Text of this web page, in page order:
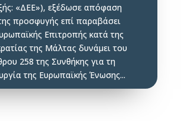
«ΔΕΕ»), εξέδωσε απόφαση
προσφυγής επί παραβάσει
Επιτροπής κατά της
της Μάλτας δυνάμει του
258 της Συνθήκης για τη
της Ευρωπαϊκής Ένωσης...